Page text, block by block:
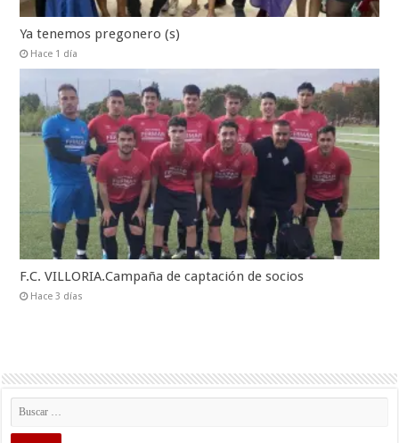
Ya tenemos pregonero (s)
Hace 1 día
F.C. VILLORIA.Campaña de captación de socios
Hace 3 días